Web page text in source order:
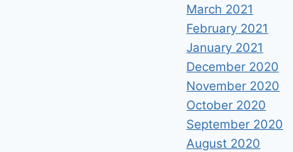
March 2021
February 2021
January 2021
December 2020
November 2020
October 2020
September 2020
August 2020